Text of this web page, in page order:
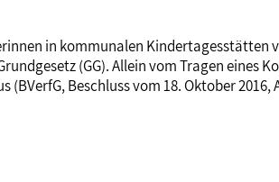
Soziales
in kommunalen Kindertagesstätten
(GG). Allein vom Tragen eines
Beschluss vom 18. Oktober 2016,